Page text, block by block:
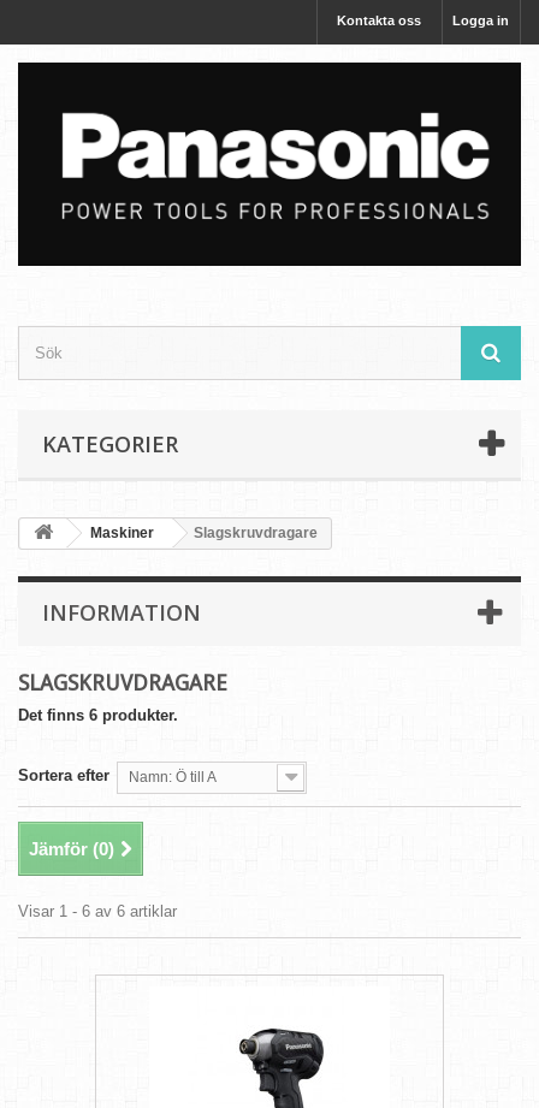
Logga in
Kontakta oss
KATEGORIER
Maskiner Slagskruvdragare
INFORMATION
SLAGSKRUVDRAGARE
Det finns 6 produkter.
Sortera efter Namn: Ö till A
Jämför (0)
Visar 1 - 6 av 6 artiklar